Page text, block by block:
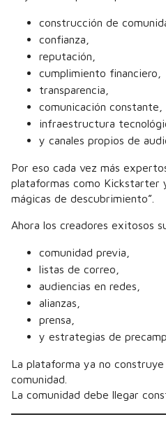
construcción de
confianza,
reputación,
cumplimiento financiero,
transparencia,
comunicación constante,
infraestructura
y canales propios de
Por eso cada vez más
plataformas como Kickstarter
mágicas de descubrimiento”.
Ahora los creadores exitosos
comunidad previa,
listas de correo,
audiencias en redes,
alianzas,
prensa,
y estrategias de
La plataforma ya no
comunidad.
La comunidad debe llegar